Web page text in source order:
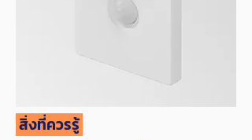
สิ่งที่ควรรู้